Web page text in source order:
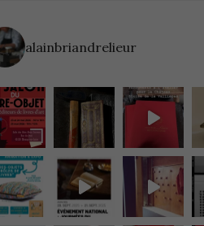
alainbriandrelieur